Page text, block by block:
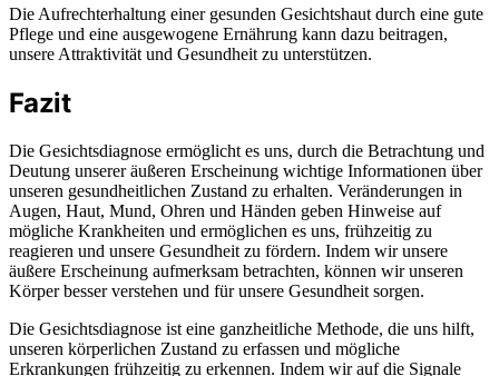
Die Aufrechterhaltung einer gesunden Gesichtshaut durch eine gute
Pflege und eine ausgewogene Ernährung kann dazu beitragen,
unsere Attraktivität und Gesundheit zu unterstützen.
Fazit
Die Gesichtsdiagnose ermöglicht es uns, durch die Betrachtung und
Deutung unserer äußeren Erscheinung wichtige Informationen über
unseren gesundheitlichen Zustand zu erhalten. Veränderungen in
Augen, Haut, Mund, Ohren und Händen geben Hinweise auf
mögliche Krankheiten und ermöglichen es uns, frühzeitig zu
reagieren und unsere Gesundheit zu fördern. Indem wir unsere
äußere Erscheinung aufmerksam betrachten, können wir unseren
Körper besser verstehen und für unsere Gesundheit sorgen.
Die Gesichtsdiagnose ist eine ganzheitliche Methode, die uns hilft,
unseren körperlichen Zustand zu erfassen und mögliche
Erkrankungen frühzeitig zu erkennen. Indem wir auf die Signale